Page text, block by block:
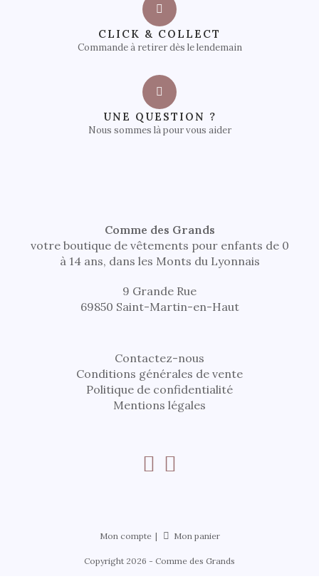
CLICK & COLLECT
Commande à retirer dès le lendemain
UNE QUESTION ?
Nous sommes là pour vous aider
Comme des Grands
votre boutique de vêtements pour enfants de 0
à 14 ans, dans les Monts du Lyonnais
9 Grande Rue
69850 Saint-Martin-en-Haut
Contactez-nous
Conditions générales de vente
Politique de confidentialité
Mentions légales
Mon compte Mon panier
Copyright 2026 - Comme des Grands